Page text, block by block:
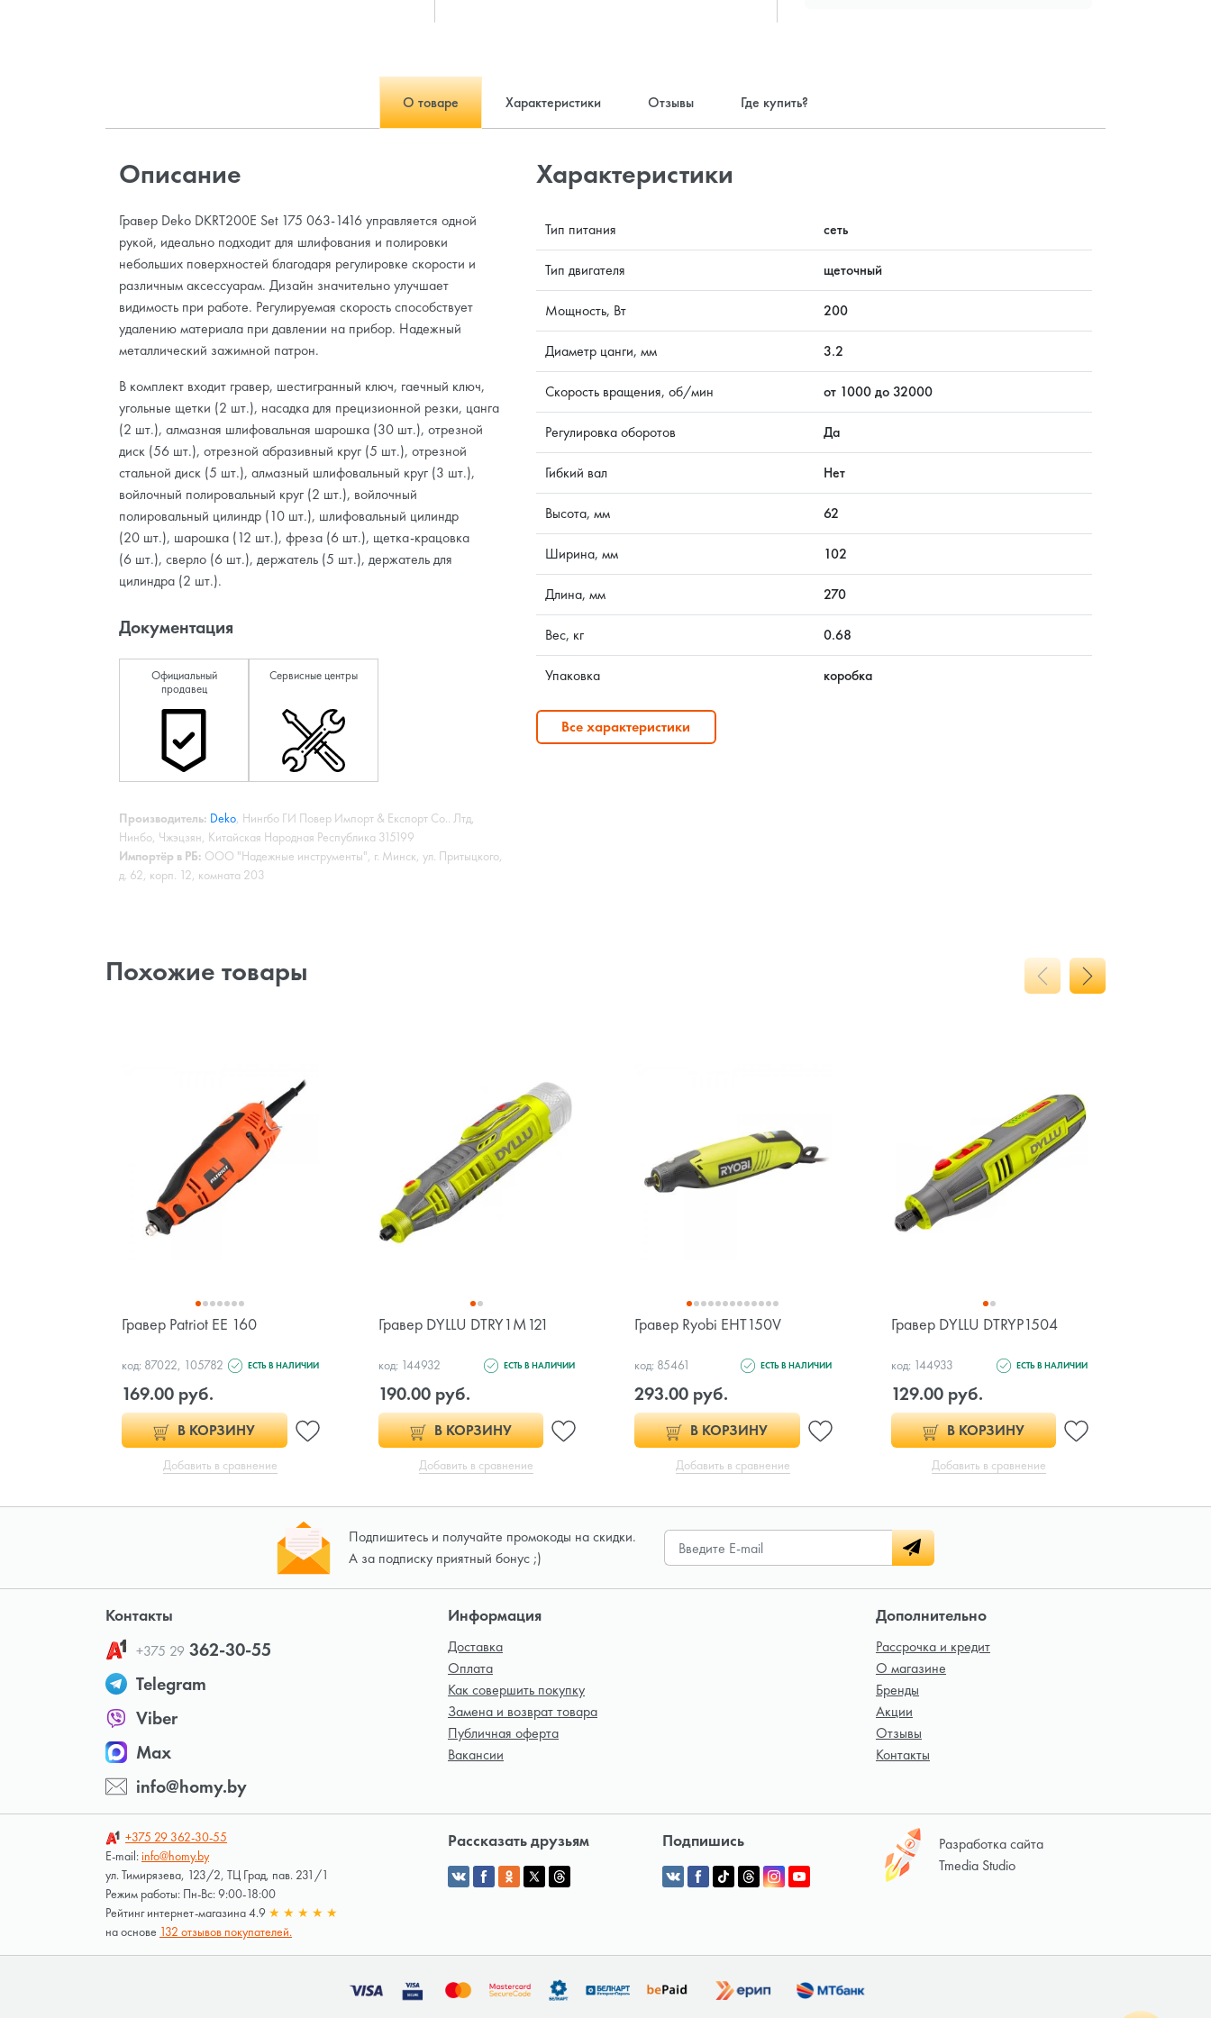
О товаре Характеристики Отзывы Где купить?
Описание
Гравер Deko DKRT200E Set 175 063-1416 управляется одной
рукой, идеально подходит для шлифования и полировки
небольших поверхностей благодаря регулировке скорости и
различным аксессуарам. Дизайн значительно улучшает
видимость при работе. Регулируемая скорость способствует
удалению материала при давлении на прибор. Надежный
металлический зажимной патрон.
В комплект входит гравер, шестигранный ключ, гаечный ключ,
угольные щетки (2 шт.), насадка для прецизионной резки, цанга
(2 шт.), алмазная шлифовальная шарошка (30 шт.), отрезной
диск (56 шт.), отрезной абразивный круг (5 шт.), отрезной
стальной диск (5 шт.), алмазный шлифовальный круг (3 шт.),
войлочный полировальный круг (2 шт.), войлочный
полировальный цилиндр (10 шт.), шлифовальный цилиндр
(20 шт.), шарошка (12 шт.), фреза (6 шт.), щетка-крацовка
(6 шт.), сверло (6 шт.), держатель (5 шт.), держатель для
цилиндра (2 шт.).
Документация
Официальный
продавец
Сервисные центры
Производитель: Deko, Нингбо ГИ Повер Импорт & Експорт Со.. Лтд,
Нинбо, Чжэцзян, Китайская Народная Республика 315199
Импортёр в РБ: ООО "Надежные инструменты", г. Минск, ул. Притыцкого,
д. 62, корп. 12, комната 203
Характеристики
Тип питания сеть
Тип двигателя щеточный
Мощность, Вт 200
Диаметр цанги, мм 3.2
Cкорость вращения, об/мин от 1000 до 32000
Регулировка оборотов Да
Гибкий вал Нет
Высота, мм 62
Ширина, мм 102
Длина, мм 270
Вес, кг 0.68
Упаковка коробка
Все характеристики
Похожие товары
Гравер Patriot EE 160
код: 87022, 105782 ЕСТЬ В НАЛИЧИИ
169.00 руб.
В КОРЗИНУ
Добавить в сравнение
Гравер DYLLU DTRY1M121
код: 144932 ЕСТЬ В НАЛИЧИИ
190.00 руб.
В КОРЗИНУ
Добавить в сравнение
Гравер Ryobi EHT150V
код: 85461 ЕСТЬ В НАЛИЧИИ
293.00 руб.
В КОРЗИНУ
Добавить в сравнение
Гравер DYLLU DTRYP1504
код: 144933 ЕСТЬ В НАЛИЧИИ
129.00 руб.
В КОРЗИНУ
Добавить в сравнение
Подпишитесь и получайте промокоды на скидки.
А за подписку приятный бонус ;)
Контакты
+375 29 362-30-55
Telegram
Viber
Max
info@homy.by
Информация
Доставка
Оплата
Как совершить покупку
Замена и возврат товара
Публичная оферта
Вакансии
Дополнительно
Рассрочка и кредит
О магазине
Бренды
Акции
Отзывы
Контакты
+375 29 362-30-55
E-mail:info@homy.by
ул. Тимирязева, 123/2, ТЦ Град, пав. 231/1
Режим работы: Пн-Вс: 9:00-18:00
Рейтинг интернет-магазина 4.9 ★ ★ ★ ★ ★
на основе 132 отзывов покупателей.
Рассказать друзьям Подпишись
Разработка сайта
Tmedia Studio